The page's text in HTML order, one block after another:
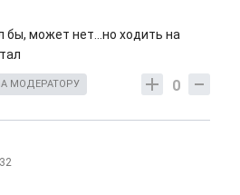
бы, может нет...но ходить на
0
МОДЕРАТОРУ